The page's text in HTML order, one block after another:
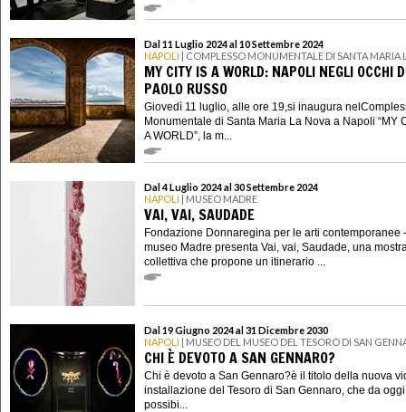
Dal 11 Luglio 2024 al 10 Settembre 2024
NAPOLI | COMPLESSO MONUMENTALE DI SANTA MARIA
MY CITY IS A WORLD: NAPOLI NEGLI OCCHI
PAOLO RUSSO
Giovedì 11 luglio, alle ore 19,si inaugura
Monumentale di Santa Maria La Nova a Napoli “MY
A WORLD”, la m...
Dal 4 Luglio 2024 al 30 Settembre 2024
NAPOLI | MUSEO MADRE
VAI, VAI, SAUDADE
Fondazione Donnaregina per le arti contemporanee
museo Madre presenta Vai, vai, Saudade, una
collettiva che propone un itinerario ...
Dal 19 Giugno 2024 al 31 Dicembre 2030
NAPOLI | MUSEO DEL MUSEO DEL TESORO DI SAN
CHI È DEVOTO A SAN GENNARO?
Chi è devoto a San Gennaro?è il titolo della nuova
installazione del Tesoro di San Gennaro, che da
possibi...